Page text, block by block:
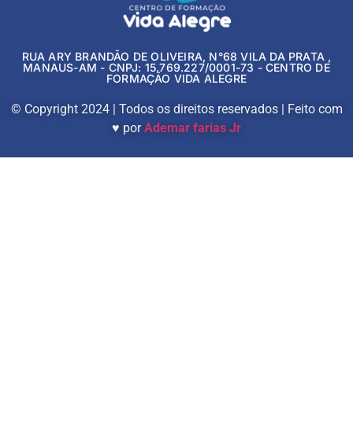
RUA ARY BRANDÃO DE OLIVEIRA, N°68 VILA DA PRATA ,
MANAUS-AM - CNPJ: 15.769.227/0001-73 - CENTRO DE
FORMAÇÃO VIDA ALEGRE
© Copyright 2024 | Todos os direitos reservados | Feito com
♥ porAdemar farias Jr